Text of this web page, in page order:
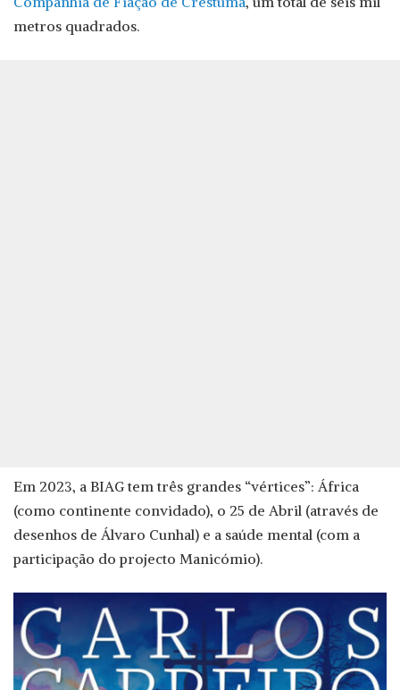
metros quadrados.
Em 2023, a BIAG tem três grandes “vértices”: África
(como continente convidado), o 25 de Abril (através de
desenhos de Álvaro Cunhal) e a saúde mental (com a
participação do projecto Manicómio).